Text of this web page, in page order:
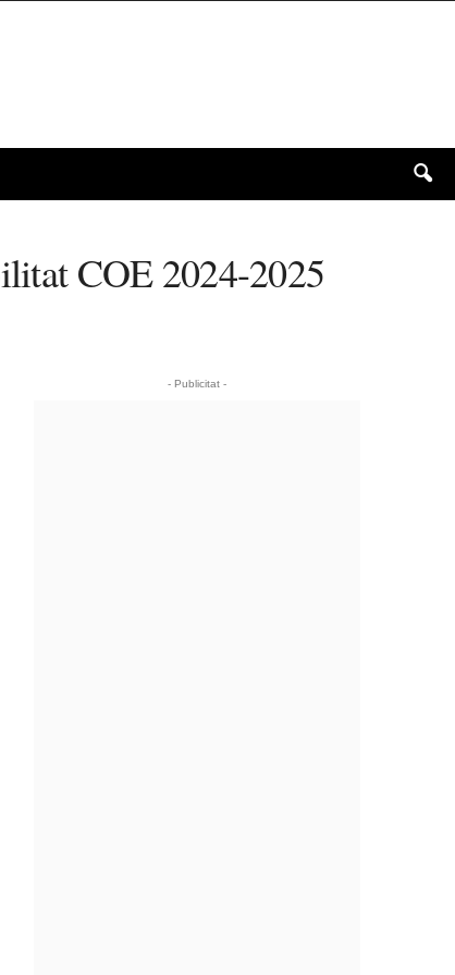
COE 2024-2025
- Publicitat -